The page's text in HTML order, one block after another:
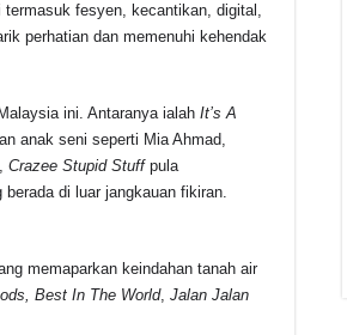
fesyen, kecantikan, digital,
perhatian dan memenuhi kehendak
ini. Antaranya ialah It’s A
anak seni seperti Mia Ahmad,
Crazee Stupid Stuffpula
di luar jangkauan fikiran.
memaparkan keindahan tanah air
Best In The World, Jalan Jalan